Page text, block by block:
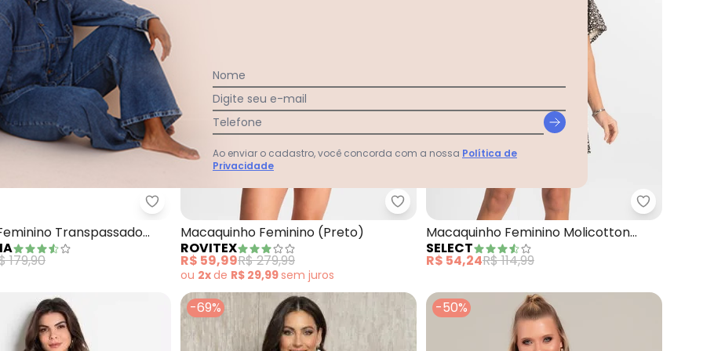
Transpassado (Preto) com Alças
Marialícia - Macacão Feminino Transpassado (Preto)
Transpassado
179,90
Rovitex - Macaquinho Feminino (Preto)
Macaquinho Feminino (Preto)
ROVITEX
R$ 59,99R$ 279,99
ou 2xde R$ 29,99sem juros
Select -
Macaquinho Feminino Molicotton
(Preto)
SELECT
R$ 54,24R$ 114,99
-69% -50%
Nome
Digite seu e-mail
Telefone
Ao enviar o cadastro, você concorda com a nossa Política de
Privacidade